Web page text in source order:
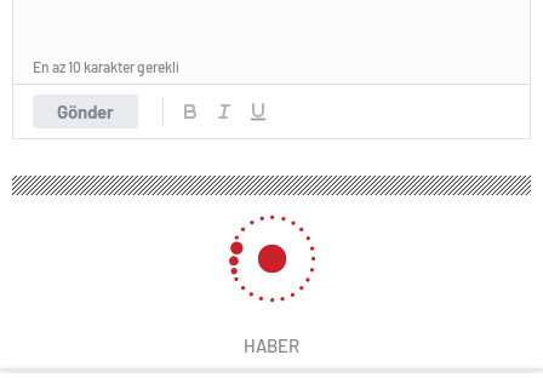
Gönder
En az 10 karakter gerekli
HABER